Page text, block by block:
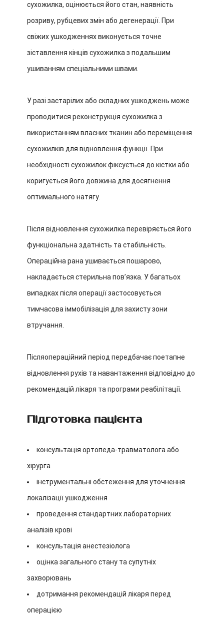
сухожилка, оцінюється його стан, наявність
розриву, рубцевих змін або дегенерації. При
свіжих ушкодженнях виконується точне
зіставлення кінців сухожилка з подальшим
ушиванням спеціальними швами.
У разі застарілих або складних ушкоджень може
проводитися реконструкція сухожилка з
використанням власних тканин або переміщення
сухожилків для відновлення функції. При
необхідності сухожилок фіксується до кістки або
коригується його довжина для досягнення
оптимального натягу.
Після відновлення сухожилка перевіряється його
функціональна здатність та стабільність.
Операційна рана ушивається пошарово,
накладається стерильна пов’язка. У багатьох
випадках після операції застосовується
тимчасова іммобілізація для захисту зони
втручання.
Післяопераційний період передбачає поетапне
відновлення рухів та навантаження відповідно до
рекомендацій лікаря та програми реабілітації.
Підготовка пацієнта
консультація ортопеда-травматолога або
хірурга
інструментальні обстеження для уточнення
локалізації ушкодження
проведення стандартних лабораторних
аналізів крові
консультація анестезіолога
оцінка загального стану та супутніх
захворювань
дотримання рекомендацій лікаря перед
операцією